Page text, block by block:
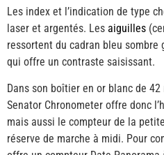
Les index et l’indication de type
laser et argentés. Les aiguilles
ressortent du cadran bleu sombre
qui offre un contraste saisissant.
Dans son boîtier en or blanc de
Senator Chronometer offre donc
mais aussi le compteur de la
réserve de marche à midi. Pour